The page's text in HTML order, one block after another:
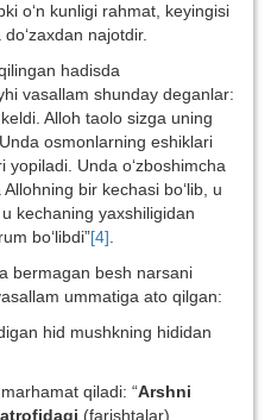
o‘n kunligi rahmat, keyingisi
najotdir.
hadisda
vasallam shunday deganlar:
Alloh taolo sizga uning
osmonlarning eshiklari
Unda o‘zboshimcha
bir kechasi bo‘lib, u
kechaning yaxshiligidan
bo‘libdi”[4]
bermagan besh narsani
ummatiga ato qilgan:
hid mushkning hididan
qiladi: “Arshni
(farishtalar)